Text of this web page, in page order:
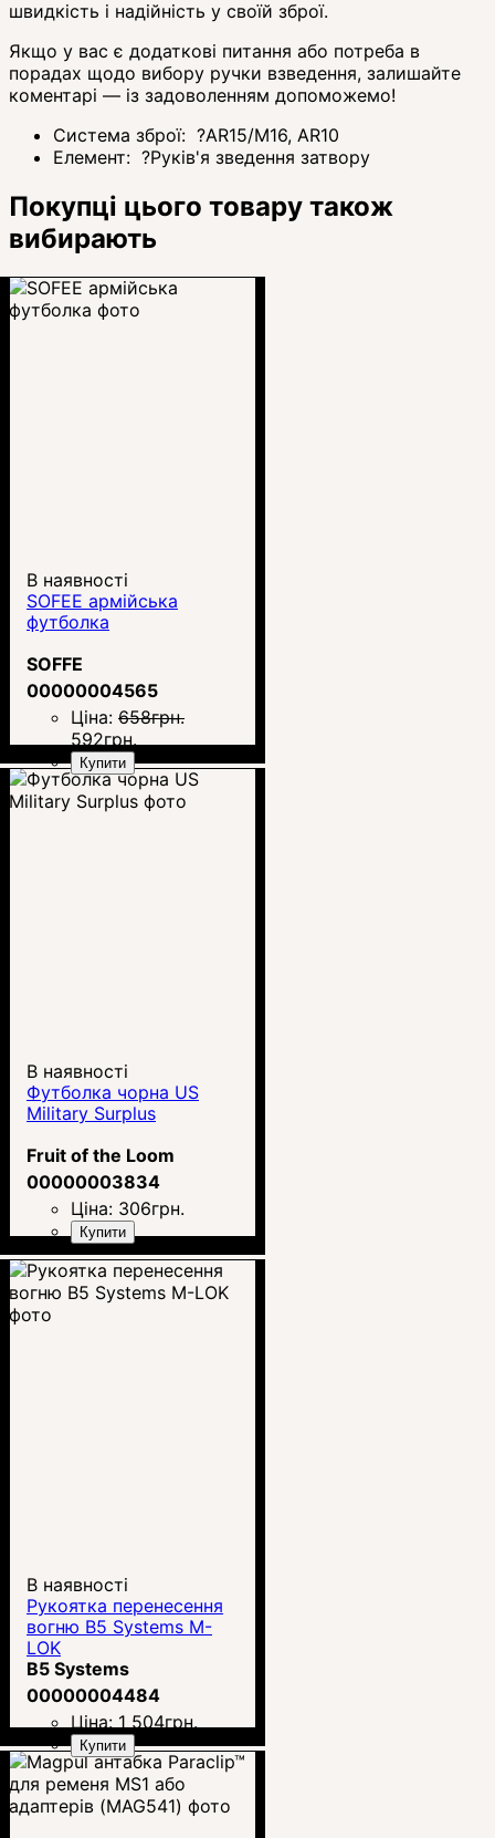
швидкість і надійність у своїй зброї.
Якщо у вас є додаткові питання або потреба в
порадах щодо вибору ручки взведення, залишайте
коментарі — із задоволенням допоможемо!
Система зброї: ?AR15/M16, AR10
Елемент: ?Руків'я зведення затвору
Покупці цього товару також
вибирають
В наявності
SOFEE армійська
футболка
SOFFE
00000004565
Ціна: 658грн.
592грн.
Купити
В наявності
Футболка чорна US
Military Surplus
Fruit of the Loom
00000003834
Ціна: 306грн.
Купити
В наявності
Рукоятка перенесення
вогню B5 Systems M-
LOK
B5 Systems
00000004484
Ціна: 1 504грн.
Купити